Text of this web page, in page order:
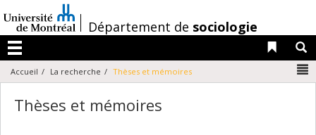
au
contenu
/Département de sociologie
Menu
Liens
Accueil La recherche Thèses et mémoires
Thèses et mémoires